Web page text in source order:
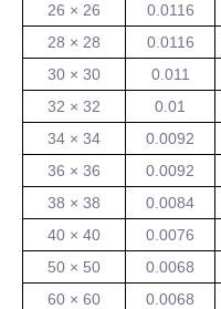
26 × 26
0.0116
28 × 28
0.0116
30 × 30
0.011
32 × 32
0.01
34 × 34
0.0092
36 × 36
0.0092
38 × 38
0.0084
40 × 40
0.0076
50 × 50
0.0068
60 × 60
0.0068